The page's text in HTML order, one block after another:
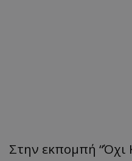
Στην εκπομπή “Όχι